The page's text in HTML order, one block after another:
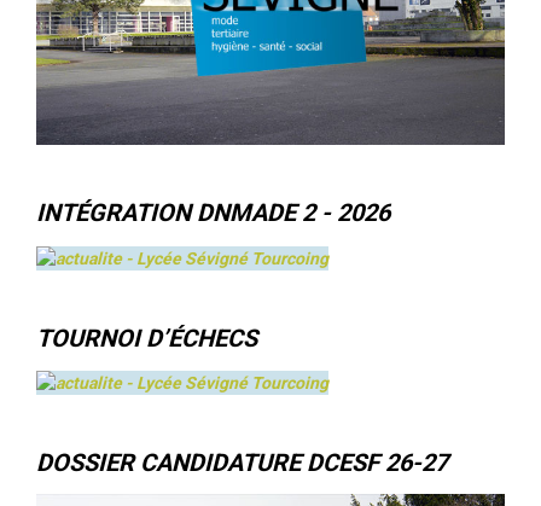
INTÉGRATION DNMADE 2 - 2026
TOURNOI D’ÉCHECS
DOSSIER CANDIDATURE DCESF 26-27